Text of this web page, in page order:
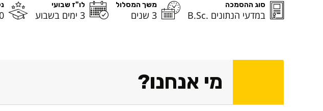
סוג ההסמכה
במדעי הנתונים .B.Sc
משך המסלול
3 שנים
לו"ז שבועי
3 ימים בשבוע
מי אנחנו?